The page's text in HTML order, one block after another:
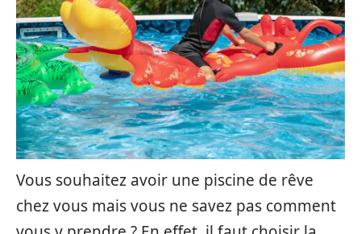
Vous souhaitez avoir une piscine de rêve
chez vous mais vous ne savez pas comment